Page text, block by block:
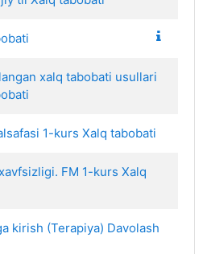
xalq tabobati usullari
1-kurs Xalq tabobati
FM 1-kurs Xalq
kirish (Terapiya) Davolash